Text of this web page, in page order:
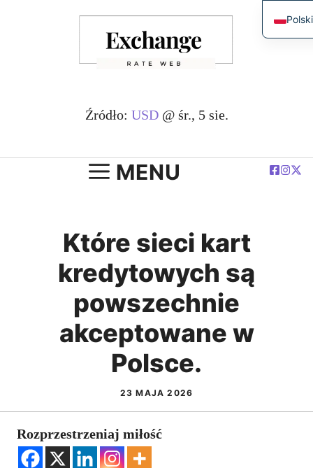
Źródło: USD@ śr., 5 sie.
MENU
Które sieci kart
kredytowych są
powszechnie
akceptowane w
Polsce.
23 MAJA 2026
Rozprzestrzeniaj miłość
Polski